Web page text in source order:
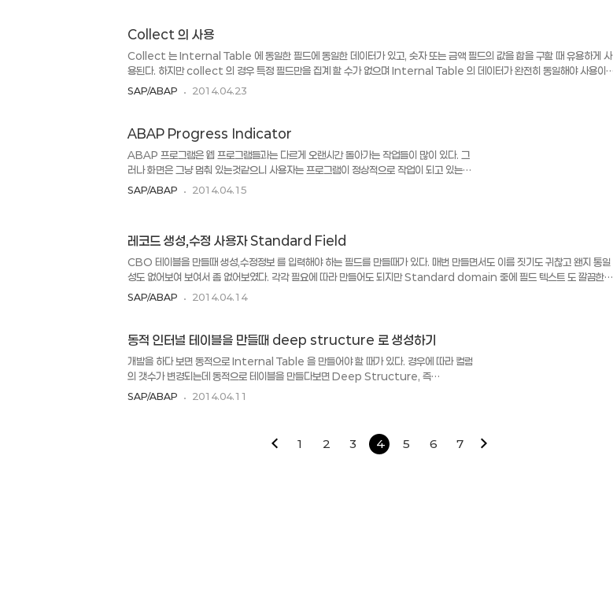
Collect 의 사용
Collect 는 Internal Table 에 동일한 필드에 동일한 데이터가 있고, 숫자 또는 금액 필드의 값을 합을 구할 때 유용하게 사
용된다. 하지만 collect 의 경우 특정 필드만을 집계 할 수가 없으며 Internal Table 의 데이터가 완전히 동일해야 사용이
가능하다. [예시] Collect 이전 Column1 Column2 AMT1 AMT2 A A 100 200 A A 200 300 A B 400
을 해준 다음 사용..
SAP/ABAP 2014.04.23
ABAP Progress Indicator
ABAP 프로그램은 웹 프로그램들과는 다르게 오랜시간 돌아가는 작업들이 많이 있다. 그
러나 화면은 그냥 멈춰 있는것같으니 사용자는 프로그램이 정상적으로 작업이 되고 있는지
알 길이 없다. 그래서 프로그래스 바를 추가 하면 사용자들에게 프로그램이 실행되고 있으
----------------------* *& MACRO *&----------------------------------
----------------..
SAP/ABAP 2014.04.15
레코드 생성,수정 사용자 Standard Field
CBO 테이블을 만들때 생성,수정정보 를 입력해야 하는 필드를 만들때가 있다. 매번 만들면서도 이름 짓기도 귀찮고 왠지 통일
성도 없어보여 보여서 좀 없어보였다. 각각 필요에 따라 만들어도 되지만 Standard domain 중에 필드 텍스트 도 깔끔한
domain 이 있어 기록으로 남긴다. ERDAT ERDAT DATS 8 0 레코드 생성일 ERZET ERZET TIMS 6 0 입력 시간
SAP/ABAP 2014.04.14
동적 인터널 테이블을 만들때 deep structure 로 생성하기
개발을 하다 보면 동적으로 Internal Table 을 만들어야 할 때가 있다. 경우에 따라 컬럼
의 갯수가 변경되는데 동적으로 테이블을 만들다보면 Deep Structure, 즉
Internal Table 에 Internal Table 이 들어가야 하는 경우가 생긴다. 예를 들면 ALV
internal table with deep structure 먼저 전역 Structure 를 생성한다.
(SE11 을 이용하여 ZZEXTEND_FIEDCAT 을 생성) * 전역변수 선언 시작 DATA :
SAP/ABAP 2014.04.11
1 2 3 4 5 6 7